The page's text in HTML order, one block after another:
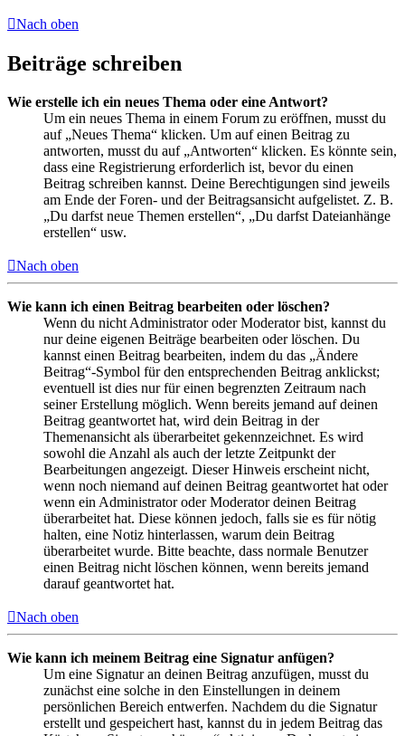
Nach oben
Beiträge schreiben
Wie erstelle ich ein neues Thema oder eine Antwort?
Um ein neues Thema in einem Forum zu eröffnen, musst du
auf „Neues Thema“ klicken. Um auf einen Beitrag zu
antworten, musst du auf „Antworten“ klicken. Es könnte sein,
dass eine Registrierung erforderlich ist, bevor du einen
Beitrag schreiben kannst. Deine Berechtigungen sind jeweils
am Ende der Foren- und der Beitragsansicht aufgelistet. Z. B.
„Du darfst neue Themen erstellen“, „Du darfst Dateianhänge
erstellen“ usw.
Nach oben
Wie kann ich einen Beitrag bearbeiten oder löschen?
Wenn du nicht Administrator oder Moderator bist, kannst du
nur deine eigenen Beiträge bearbeiten oder löschen. Du
kannst einen Beitrag bearbeiten, indem du das „Ändere
Beitrag“-Symbol für den entsprechenden Beitrag anklickst;
eventuell ist dies nur für einen begrenzten Zeitraum nach
seiner Erstellung möglich. Wenn bereits jemand auf deinen
Beitrag geantwortet hat, wird dein Beitrag in der
Themenansicht als überarbeitet gekennzeichnet. Es wird
sowohl die Anzahl als auch der letzte Zeitpunkt der
Bearbeitungen angezeigt. Dieser Hinweis erscheint nicht,
wenn noch niemand auf deinen Beitrag geantwortet hat oder
wenn ein Administrator oder Moderator deinen Beitrag
überarbeitet hat. Diese können jedoch, falls sie es für nötig
halten, eine Notiz hinterlassen, warum dein Beitrag
überarbeitet wurde. Bitte beachte, dass normale Benutzer
einen Beitrag nicht löschen können, wenn bereits jemand
darauf geantwortet hat.
Nach oben
Wie kann ich meinem Beitrag eine Signatur anfügen?
Um eine Signatur an deinen Beitrag anzufügen, musst du
zunächst eine solche in den Einstellungen in deinem
persönlichen Bereich entwerfen. Nachdem du die Signatur
erstellt und gespeichert hast, kannst du in jedem Beitrag das